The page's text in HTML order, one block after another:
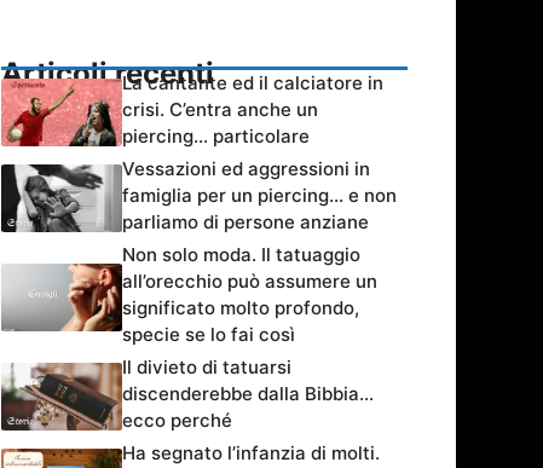
Articoli recentiLa cantante ed il calciatore in
crisi. C’entra anche un
piercing… particolare
Vessazioni ed aggressioni in
famiglia per un piercing… e non
parliamo di persone anziane
Non solo moda. Il tatuaggio
all’orecchio può assumere un
significato molto profondo,
specie se lo fai così
Il divieto di tatuarsi
discenderebbe dalla Bibbia…
ecco perché
Ha segnato l’infanzia di molti.